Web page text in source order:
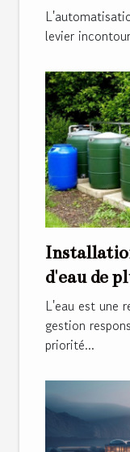
facture
levier
d'eau de
sur votre
L'eau est une
gestion
priorité...